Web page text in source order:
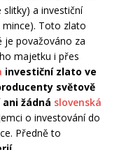
slitky) a investiční
Toto zlato
je považováno za
majetku i přes
investiční zlato ve
světově
žádná slovenská
o investování do
Předně to